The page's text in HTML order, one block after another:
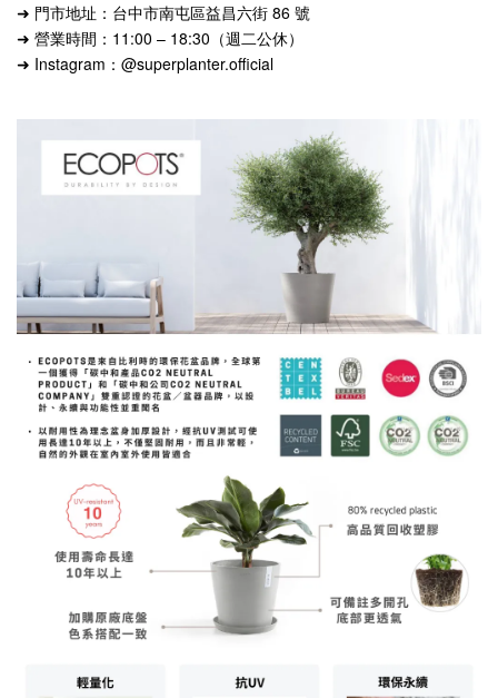
➜ 門市地址：台中市南屯區益昌六街 86 號
➜ 營業時間：11:00 – 18:30（週二公休）
➜ Instagram：@superplanter.official